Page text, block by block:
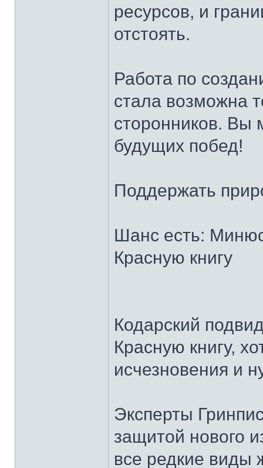
ресурсов, и
отстоять.
Работа по
стала возможна
сторонников. Вы
будущих побед!
Поддержать
Шанс есть:
Красную книгу
Кодарский
Красную книгу,
исчезновения и
Эксперты
защитой нового
все редкие виды